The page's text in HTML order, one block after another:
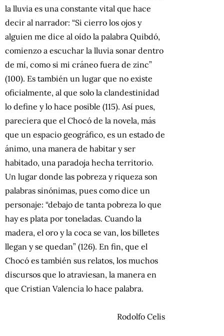
la lluvia es una constante vital que hace
decir al narrador: “Si cierro los ojos y
alguien me dice al oído la palabra Quibdó,
comienzo a escuchar la lluvia sonar dentro
de mí, como si mi cráneo fuera de zinc”
(100). Es también un lugar que no existe
oficialmente, al que solo la clandestinidad
lo define y lo hace posible (115). Así pues,
pareciera que el Chocó de la novela, más
que un espacio geográfico, es un estado de
ánimo, una manera de habitar y ser
habitado, una paradoja hecha territorio.
Un lugar donde las pobreza y riqueza son
palabras sinónimas, pues como dice un
personaje: “debajo de tanta pobreza lo que
hay es plata por toneladas. Cuando la
madera, el oro y la coca se van, los billetes
llegan y se quedan” (126). En fin, que el
Chocó es también sus relatos, los muchos
discursos que lo atraviesan, la manera en
que Cristian Valencia lo hace palabra.
Rodolfo Celis